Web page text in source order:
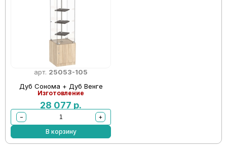
арт. 25053-105
Дуб Сонома + Дуб Венге
Изготовление
28 077 р.
−
+
В корзину